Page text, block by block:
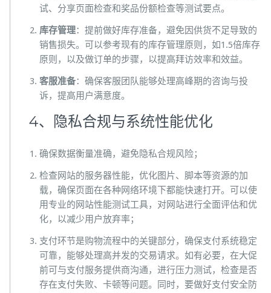
试、分享页面检查和奖品份额检查等测试要点。
库存管理：提前做好库存准备，避免因供货不足导致的
销售损失。可以参考现有的库存管理原则，如1.5倍库存
原则，以及做订单的步骤，以提高拜访效率和效益。
客服准备：确保客服团队能够处理高峰期的咨询与投
诉，提高用户满意度。
4、隐私合规与系统性能优化
确保数据衡量准确，避免隐私合规风险；
检查网站的服务器性能，优化图片、脚本等资源的加
载，确保页面在各种网络环境下都能快速打开。可以使
用专业的网站性能测试工具，对网站进行全面评估和优
化，以减少用户放弃率；
支付环节是购物流程中的关键部分，确保支付系统稳定
可靠，能够处理高并发的交易请求。如有必要，在大促
前可与支付服务提供商沟通，进行压力测试，检查是否
存在支付失败、卡顿等问题。同时，要做好支付安全防